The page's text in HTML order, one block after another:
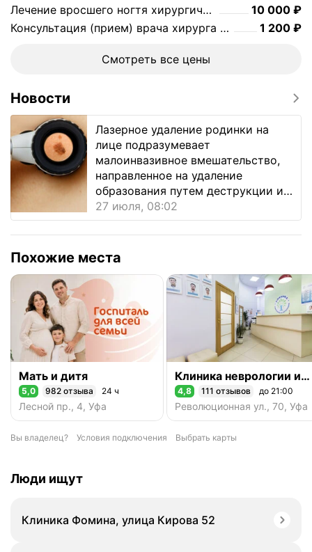
Лечение вросшего ногтя хирургическое
Цена
10000
10 000 ₽
Консультация (прием) врача хирурга первичный прием
Цена
1200
1 200 ₽
Смотреть все цены
Новости
Лазерное удаление родинки на
лице подразумевает
малоинвазивное вмешательство,
направленное на удаление
образования путем деструкции и
выпари...
27 июля, 08:02
Похожие места
Мать и дитя
Рейтинг 5,0 из 5
5,0 982 отзыва 24 ч
Лесной пр., 4, Уфа
Клиника неврологии и ортопедии
Рейтинг 4,8 из 5
4,8 111 отзывов до 21:00
Революционная ул., 70, Уфа
Вы владелец? Условия подключения Выбрать карты
Люди ищут
Клиника Фомина, улица Кирова 52